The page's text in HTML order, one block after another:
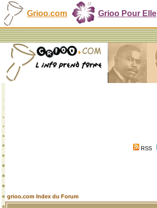
Grioo.com Grioo Pour Elle
RSS
grioo.com Index du Forum